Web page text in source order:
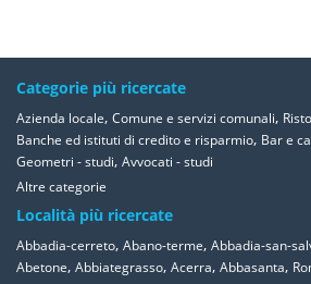
Categorie più ricercate
Azienda locale, Comune e servizi comunali,
Banche ed istituti di credito e risparmio, Bar e
Geometri - studi, Avvocati - studi
Altre categorie
Località più ricercate
Abbadia-cerreto, Abano-terme, Abbadia-san-
Abetone, Abbiategrasso, Acerra, Abbasanta,